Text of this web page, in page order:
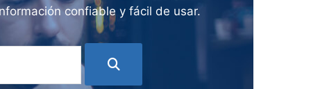
confiable y fácil de usar.